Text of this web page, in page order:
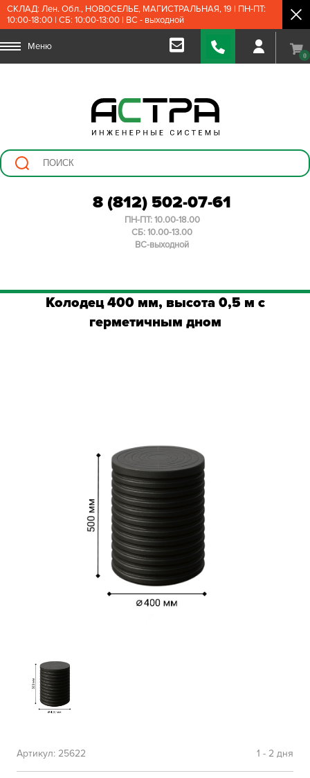
СКЛАД: Лен. Обл., НОВОСЕЛЬЕ, МАГИСТРАЛЬНАЯ, 19 | ПН-ПТ:
10:00-18:00 | СБ: 10:00-13:00 | ВС - выходной
Меню
0
8 (812) 502-07-61
ПН-ПТ: 10.00-18.00
СБ: 10.00-13.00
ВС-выходной
Колодец 400 мм, высота 0,5 м с
герметичным дном
1 - 2 дня
Артикул: 25622